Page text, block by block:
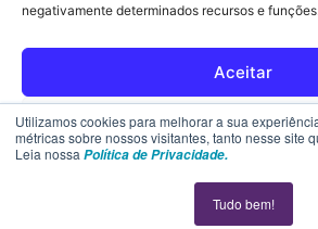
Utilizamos cookies para melhorar a sua
métricas sobre nossos visitantes, tanto nesse site
Leia nossa Política de Privacidade.
Tudo bem!
negativamente determinados recursos e
Aceitar
Rejeitar
Política de cookies Declaração de
Blog
Política de Privacidade
Contato